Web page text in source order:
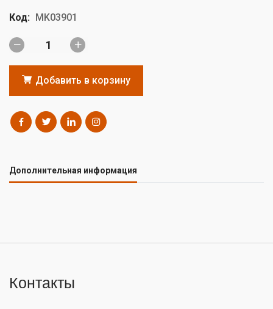
Код: MK03901
Добавить в корзину
Дополнительная информация
Контакты